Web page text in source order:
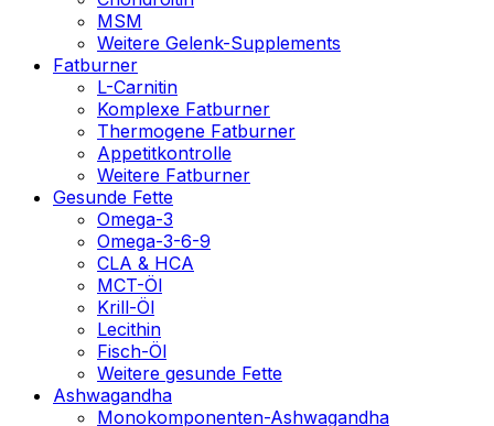
MSM
Weitere Gelenk-Supplements
Fatburner
L-Carnitin
Komplexe Fatburner
Thermogene Fatburner
Appetitkontrolle
Weitere Fatburner
Gesunde Fette
Omega-3
Omega-3-6-9
CLA & HCA
MCT-Öl
Krill-Öl
Lecithin
Fisch-Öl
Weitere gesunde Fette
Ashwagandha
Monokomponenten-Ashwagandha